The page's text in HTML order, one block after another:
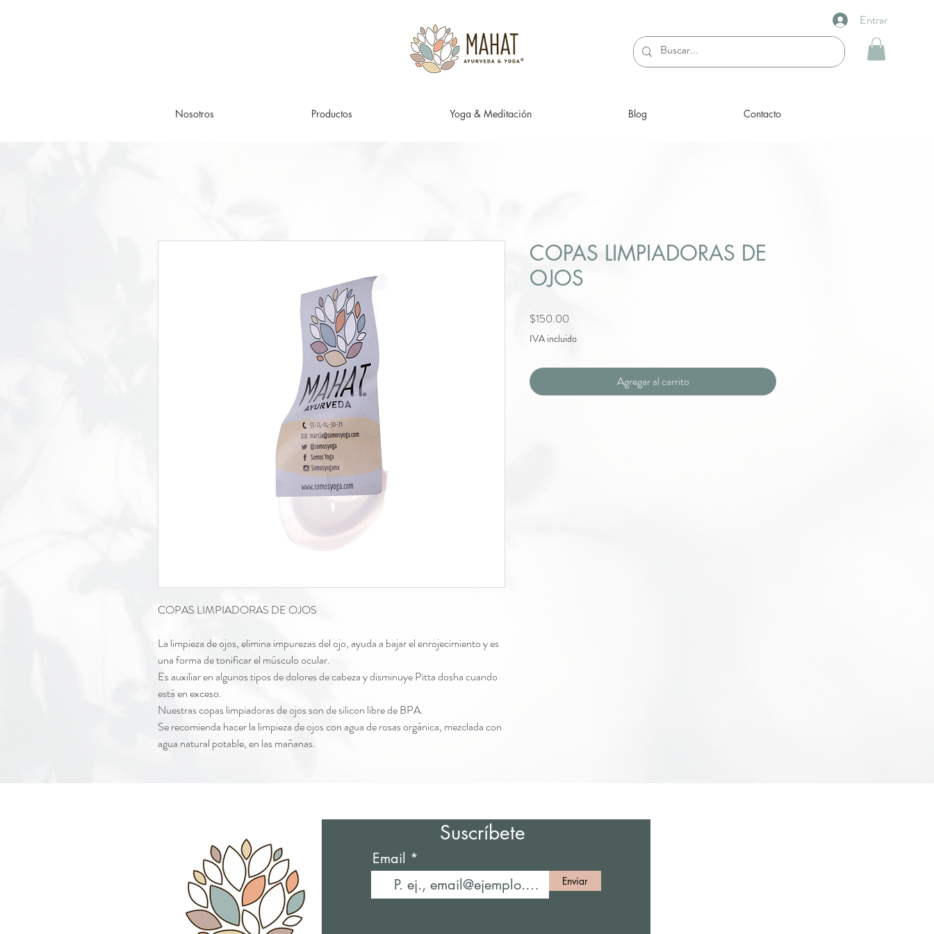
Entrar
Nosotros Productos Yoga & Meditación Blog Contacto
COPAS LIMPIADORAS DE OJOS
La limpieza de ojos, elimina impurezas del ojo, ayuda a bajar el enrojecimiento y es
una forma de tonificar el músculo ocular.
Es auxiliar en algunos tipos de dolores de cabeza y disminuye Pitta dosha cuando
está en exceso.
Nuestras copas limpiadoras de ojos son de silicon libre de BPA.
Se recomienda hacer la limpieza de ojos con agua de rosas orgánica, mezclada con
agua natural potable, en las mañanas.
COPAS LIMPIADORAS DE
OJOS
$150.00
IVA incluido
Agregar al carrito
Suscríbete
Email
Enviar